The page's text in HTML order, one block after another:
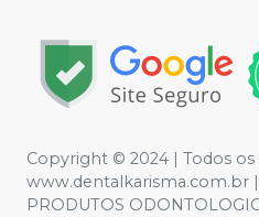
Copyright © 2024 | Todos os
www.dentalkarisma.com.br |
PRODUTOS